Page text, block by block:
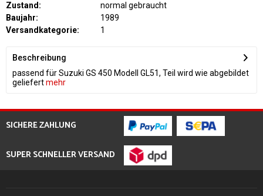
Zustand:
normal gebraucht
Baujahr:
1989
Versandkategorie:
1
Beschreibung
passend für Suzuki GS 450 Modell GL51, Teil wird wie abgebildet
geliefertmehr
SICHERE ZAHLUNG
SUPER SCHNELLER VERSAND